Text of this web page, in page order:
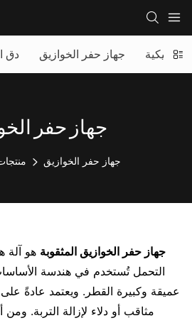
دق جهاز حفر الخوازيق
جهاز حفر
جهاز حفر الخوازيق
جهاز حفر الخوازيق المثقوبة هو آلة
التحمل تُستخدم في هندسة
عميقة وكبيرة القطر. ويعتمد عادةً على
مثاقب أو دلاء لإزالة التربة.